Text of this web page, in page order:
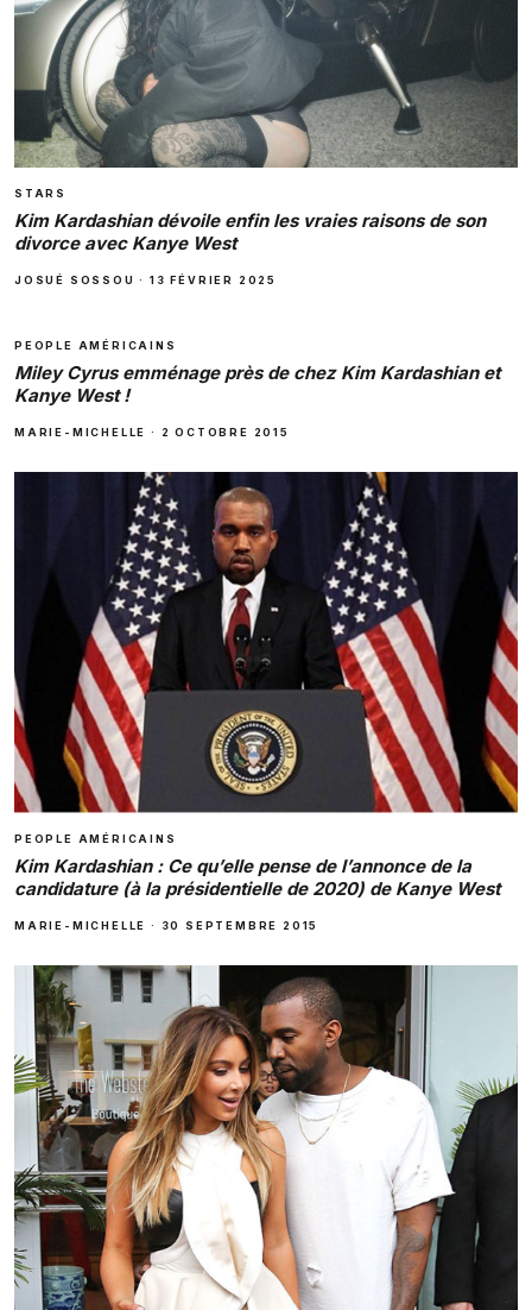
STARS
Kim Kardashian dévoile enfin les vraies raisons de son
divorce avec Kanye West
JOSUÉ SOSSOU ·13 FÉVRIER 2025
PEOPLE AMÉRICAINS
Miley Cyrus emménage près de chez Kim Kardashian et
Kanye West !
MARIE-MICHELLE · 2 OCTOBRE 2015
PEOPLE AMÉRICAINS
Kim Kardashian : Ce qu’elle pense de l’annonce de la
candidature (à la présidentielle de 2020) de Kanye West
MARIE-MICHELLE · 30 SEPTEMBRE 2015